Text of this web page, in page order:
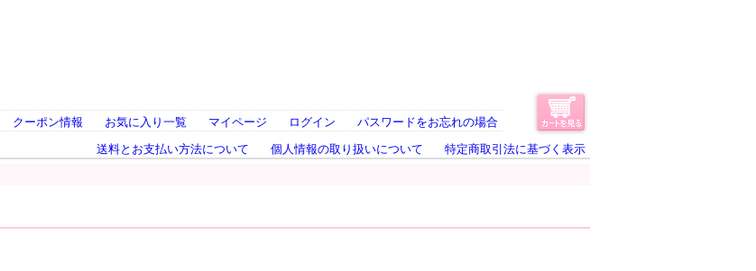
クーポン情報
お気に入り一覧 マイページ ログイン
パスワードをお忘れの場合
送料とお支払い方法について
個人情報の取り扱いについて 特定商取引法に基づく表示